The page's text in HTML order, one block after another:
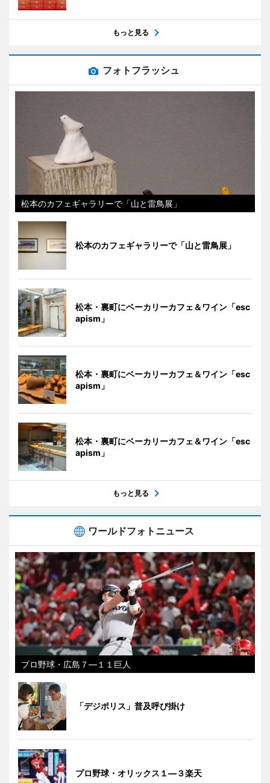
もっと見る
フォトフラッシュ
松本のカフェギャラリーで「山と雷鳥展」
松本のカフェギャラリーで「山と雷鳥展」
松本・裏町にベーカリーカフェ＆ワイン「esc
apism」
松本・裏町にベーカリーカフェ＆ワイン「esc
apism」
松本・裏町にベーカリーカフェ＆ワイン「esc
apism」
もっと見る
ワールドフォトニュース
プロ野球・広島７―１１巨人
「デジポリス」普及呼び掛け
プロ野球・オリックス１―３楽天